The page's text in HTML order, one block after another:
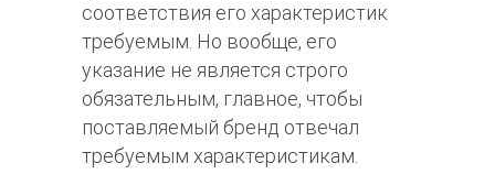
соответствия его характеристик
требуемым. Но вообще, его
указание не является строго
обязательным, главное, чтобы
поставляемый бренд отвечал
требуемым характеристикам.